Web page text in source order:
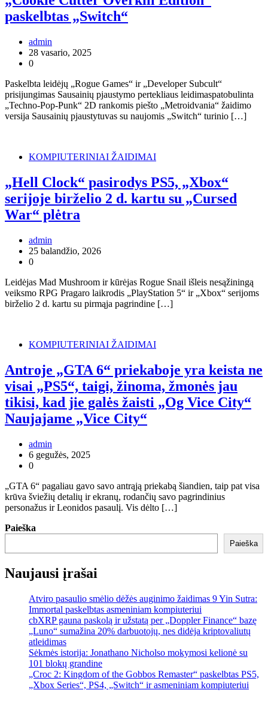
paskelbtas „Switch“
admin
28 vasario, 2025
0
Paskelbta leidėjų „Rogue Games“ ir „Developer Subcult“
prisijungimas Sausainių pjaustymo pertekliaus leidimaspatobulinta
„Techno-Pop-Punk“ 2D rankomis piešto „Metroidvania“ žaidimo
versija Sausainių pjaustytuvas su naujomis „Switch“ turinio […]
KOMPIUTERINIAI ŽAIDIMAI
„Hell Clock“ pasirodys PS5, „Xbox“
serijoje birželio 2 d. kartu su „Cursed
War“ plėtra
admin
25 balandžio, 2026
0
Leidėjas Mad Mushroom ir kūrėjas Rogue Snail išleis nesąžiningą
veiksmo RPG Pragaro laikrodis „PlayStation 5“ ir „Xbox“ serijoms
birželio 2 d. kartu su pirmąja pagrindine […]
KOMPIUTERINIAI ŽAIDIMAI
Antroje „GTA 6“ priekaboje yra keista ne
visai „PS5“, taigi, žinoma, žmonės jau
tikisi, kad jie galės žaisti „Og Vice City“
Naujajame „Vice City“
admin
6 gegužės, 2025
0
„GTA 6“ pagaliau gavo savo antrąją priekabą šiandien, taip pat visa
krūva šviežių detalių ir ekranų, rodančių savo pagrindinius
personažus ir Leonidos pasaulį. Vis dėlto […]
Paieška
Paieška
Naujausi įrašai
Atviro pasaulio smėlio dėžės auginimo žaidimas 9 Yin Sutra:
Immortal paskelbtas asmeniniam kompiuteriui
cbXRP gauna paskolą ir užstatą per „Doppler Finance“ bazę
„Luno“ sumažina 20% darbuotojų, nes didėja kriptovaliutų
atleidimas
Sėkmės istorija: Jonathano Nicholso mokymosi kelionė su
101 blokų grandine
„Croc 2: Kingdom of the Gobbos Remaster“ paskelbtas PS5,
„Xbox Series“, PS4, „Switch“ ir asmeniniam kompiuteriui